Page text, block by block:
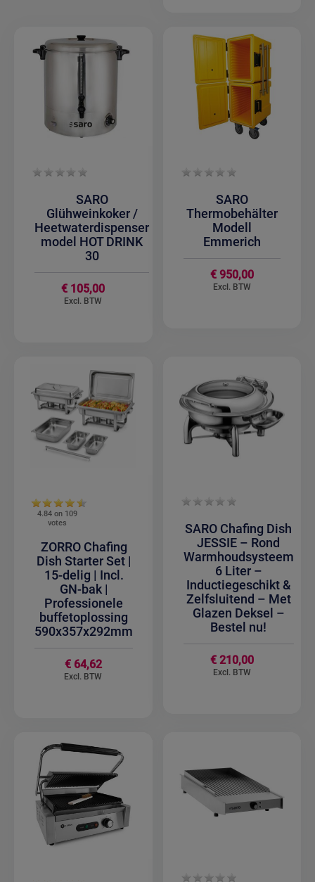
SARO
Glühweinkoker /
Heetwaterdispenser
model HOT DRINK
30
€ 105,00
SARO
Thermobehälter
Modell
Emmerich
€ 950,00
4.84 on 109
votes
ZORRO Chafing
Dish Starter Set |
15-delig | Incl.
GN-bak |
Professionele
buffetoplossing
590x357x292mm
€ 64,62
SARO Chafing Dish
JESSIE – Rond
Warmhoudsysteem
6 Liter –
Inductiegeschikt &
Zelfsluitend – Met
Glazen Deksel –
Bestel nu!
€ 210,00